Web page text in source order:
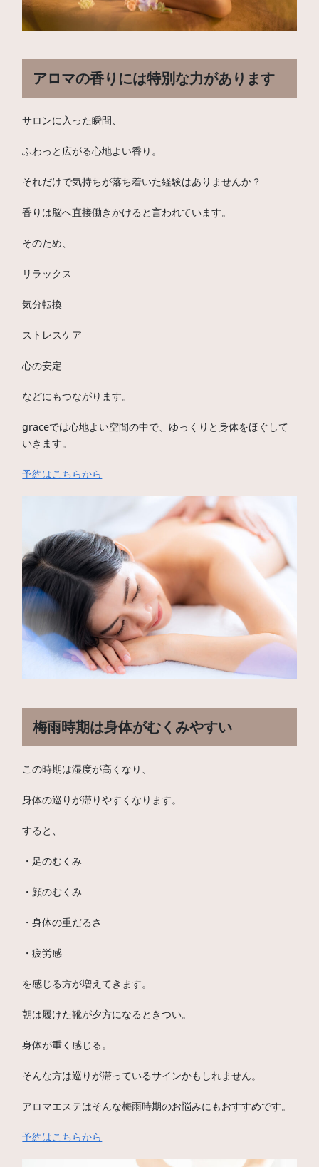
アロマの香りには特別な力があります
サロンに入った瞬間、
ふわっと広がる心地よい香り。
それだけで気持ちが落ち着いた経験はありませんか？
香りは脳へ直接働きかけると言われています。
そのため、
リラックス
気分転換
ストレスケア
心の安定
などにもつながります。
graceでは心地よい空間の中で、ゆっくりと身体をほぐして
いきます。
予約はこちらから
梅雨時期は身体がむくみやすい
この時期は湿度が高くなり、
身体の巡りが滞りやすくなります。
すると、
・足のむくみ
・顔のむくみ
・身体の重だるさ
・疲労感
を感じる方が増えてきます。
朝は履けた靴が夕方になるときつい。
身体が重く感じる。
そんな方は巡りが滞っているサインかもしれません。
アロマエステはそんな梅雨時期のお悩みにもおすすめです。
予約はこちらから